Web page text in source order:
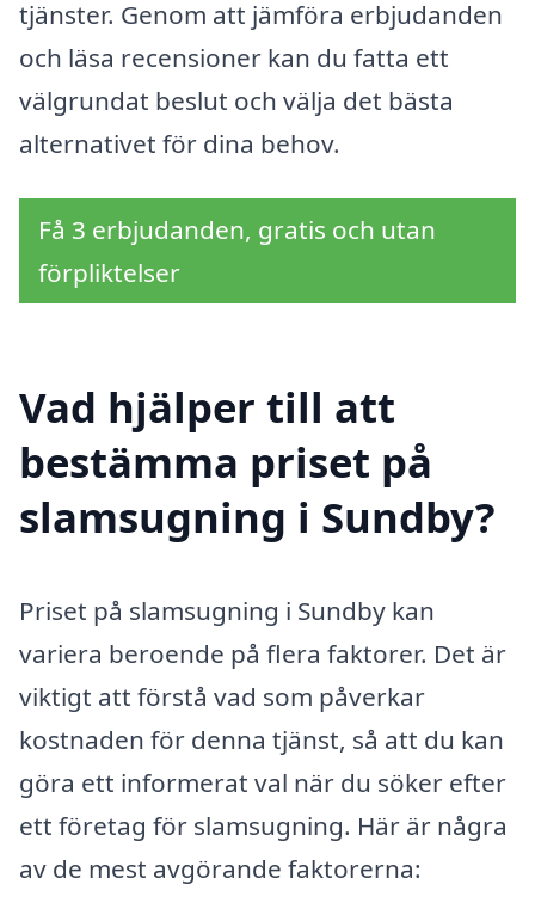
tjänster. Genom att jämföra erbjudanden
och läsa recensioner kan du fatta ett
välgrundat beslut och välja det bästa
alternativet för dina behov.
Få 3 erbjudanden, gratis och utan
förpliktelser
Vad hjälper till att
bestämma priset på
slamsugning i Sundby?
Priset på slamsugning i Sundby kan
variera beroende på flera faktorer. Det är
viktigt att förstå vad som påverkar
kostnaden för denna tjänst, så att du kan
göra ett informerat val när du söker efter
ett företag för slamsugning. Här är några
av de mest avgörande faktorerna: